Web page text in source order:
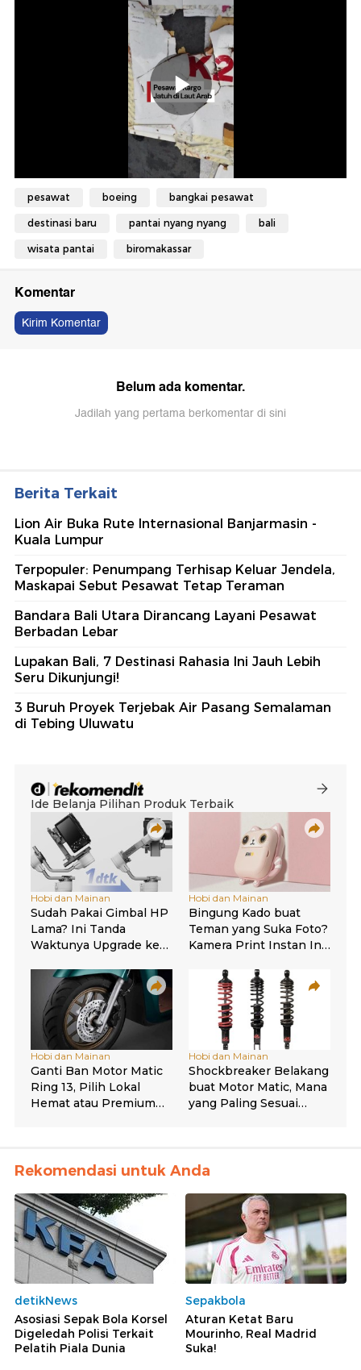
pesawat boeing bangkai pesawat
destinasi baru pantai nyang nyang bali
wisata pantai biromakassar
Komentar
Kirim Komentar
Belum ada komentar.
Jadilah yang pertama berkomentar di sini
Berita Terkait
Lion Air Buka Rute Internasional Banjarmasin -
Kuala Lumpur
Terpopuler: Penumpang Terhisap Keluar Jendela,
Maskapai Sebut Pesawat Tetap Teraman
Bandara Bali Utara Dirancang Layani Pesawat
Berbadan Lebar
Lupakan Bali, 7 Destinasi Rahasia Ini Jauh Lebih
Seru Dikunjungi!
3 Buruh Proyek Terjebak Air Pasang Semalaman
di Tebing Uluwatu
Rekomendasi untuk Anda
detikNews
Asosiasi Sepak Bola Korsel
Digeledah Polisi Terkait
Pelatih Piala Dunia
Sepakbola
Aturan Ketat Baru
Mourinho, Real Madrid
Suka!